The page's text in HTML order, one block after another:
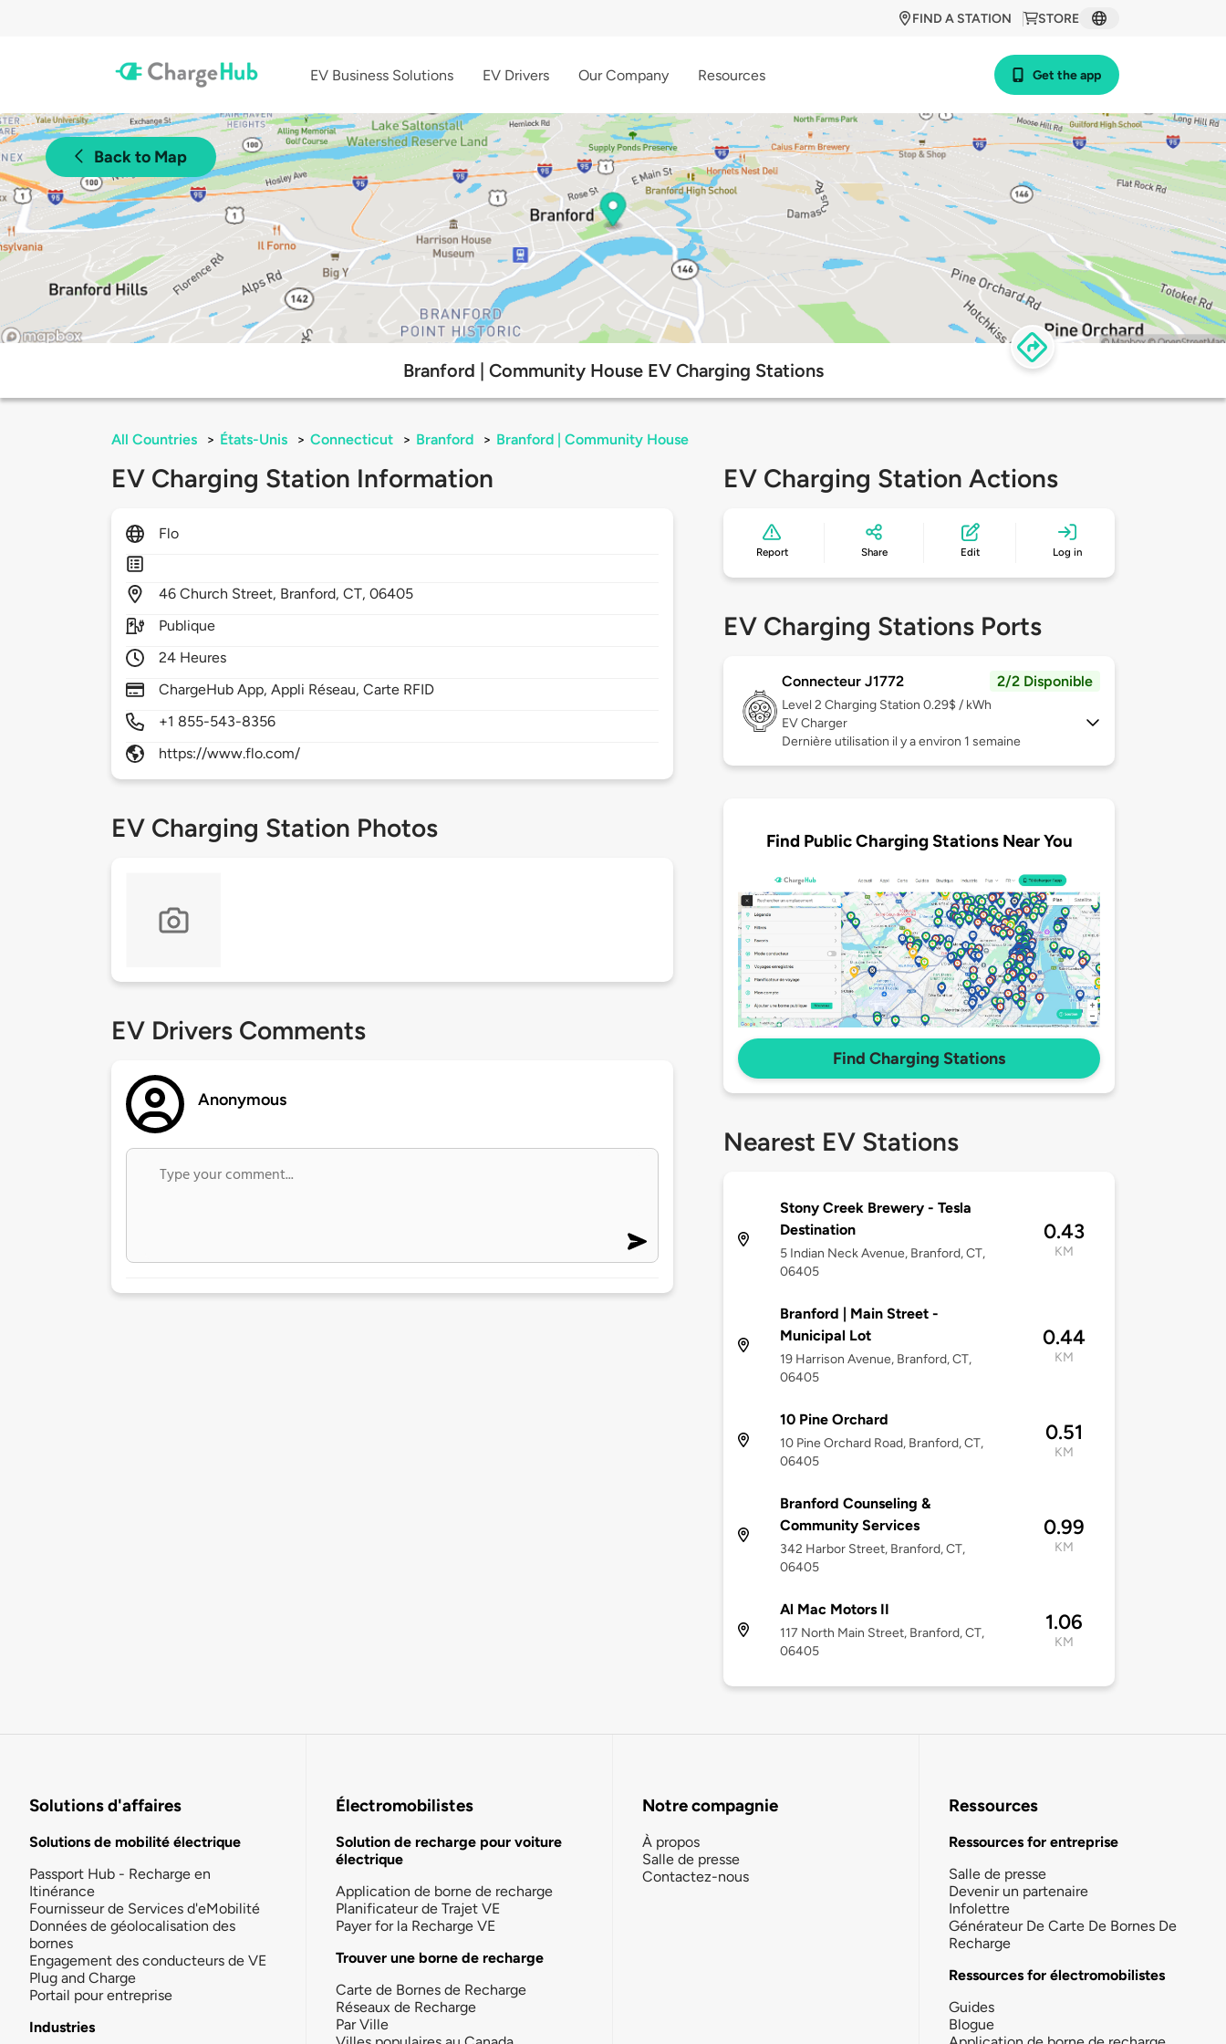
STORE
FIND A STATION
EV Business Solutions EV Drivers Our Company Resources Get the app
Back to Map
Branford | Community House EV Charging Stations
All Countries > États-Unis > Connecticut > Branford > Branford | Community House
EV Charging Station Information
Flo
46Church Street, Branford,CT,06405
Publique
24 Heures
ChargeHub App, Appli Réseau, Carte RFID
+1 855-543-8356
https://www.flo.com/
EV Charging Station Photos
EV Drivers Comments
Anonymous
EV Charging Station Actions
Report Share Edit Log in
EV Charging Stations Ports
Connecteur J1772 2/2 Disponible
Level 2 Charging Station 0.29$ / kWh
EV Charger
Dernière utilisation il y a environ 1 semaine
Find Public Charging Stations Near You
Find Charging Stations
Nearest EV Stations
Stony Creek Brewery - Tesla
Destination
5 Indian Neck Avenue, Branford, CT,
06405
0.43
KM
Branford | Main Street -
Municipal Lot
19 Harrison Avenue, Branford, CT,
06405
0.44
KM
10 Pine Orchard
10 Pine Orchard Road, Branford, CT,
06405
0.51
KM
Branford Counseling &
Community Services
342 Harbor Street, Branford, CT,
06405
0.99
KM
Al Mac Motors II
117 North Main Street, Branford, CT,
06405
1.06
KM
Solutions d'affaires
Solutions de mobilité électrique
Passport Hub - Recharge en
Itinérance
Fournisseur de Services d'eMobilité
Données de géolocalisation des
bornes
Engagement des conducteurs de VE
Plug and Charge
Portail pour entreprise
Industries
Électromobilistes
Solution de recharge pour voiture
électrique
Application de borne de recharge
Planificateur de Trajet VE
Payer for la Recharge VE
Trouver une borne de recharge
Carte de Bornes de Recharge
Réseaux de Recharge
Par Ville
Notre compagnie
À propos
Salle de presse
Contactez-nous
Ressources
Ressources for entreprise
Salle de presse
Devenir un partenaire
Infolettre
Générateur De Carte De Bornes De
Recharge
Ressources for électromobilistes
Guides
Blogue